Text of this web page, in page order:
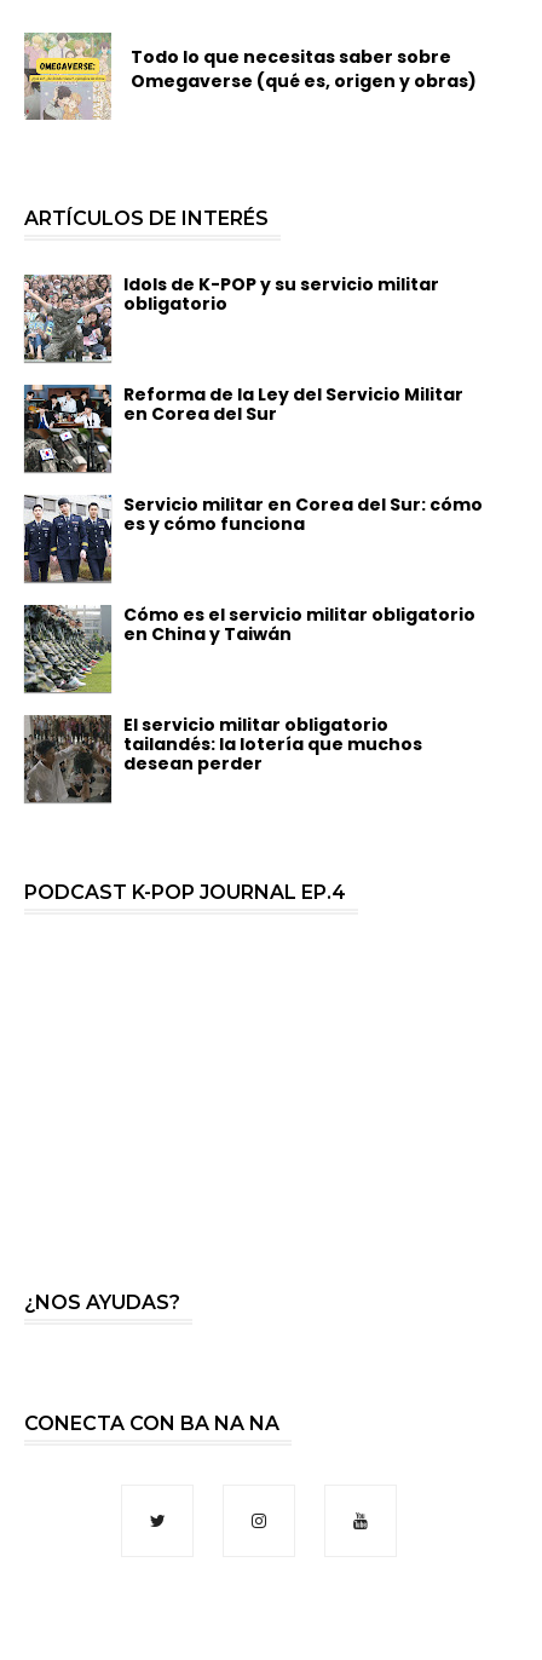
Todo lo que necesitas saber sobre
Omegaverse (qué es, origen y obras)
ARTÍCULOS DE INTERÉS
Idols de K-POP y su servicio militar
obligatorio
Reforma de la Ley del Servicio Militar
en Corea del Sur
Servicio militar en Corea del Sur: cómo
es y cómo funciona
Cómo es el servicio militar obligatorio
en China y Taiwán
El servicio militar obligatorio
tailandés: la lotería que muchos
desean perder
PODCAST K-POP JOURNAL EP.4
¿NOS AYUDAS?
CONECTA CON BA NA NA